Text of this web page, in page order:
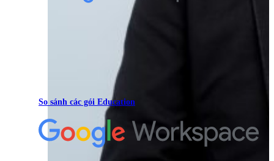
So sánh các gói Education